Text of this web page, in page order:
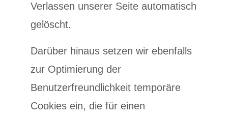
Verlassen unserer Seite automatisch
gelöscht.
Darüber hinaus setzen wir ebenfalls
zur Optimierung der
Benutzerfreundlichkeit temporäre
Cookies ein, die für einen